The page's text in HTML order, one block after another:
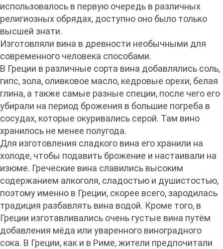
использовалось в первую очередь в различных
религиозных обрядах, доступно оно было только
высшей знати.
Изготовляли вина в древности необычными для
современного человека способами.
В Греции в различные сорта вина добавлялись соль,
гипс, зола, оливковое масло, кедровые орехи, белая
глина, а также самые разные специи, после чего его
убирали на период брожения в большие погреба в
сосудах, которые окуривались серой. Там вино
хранилось не менее полугода.
Для изготовления сладкого вина его хранили на
холоде, чтобы подавить брожение и настаивали на
изюме. Греческие вина славились высоким
содержанием алкоголя, сладостью и душистостью,
поэтому именно в Греции, скорее всего, зародилась
традиция разбавлять вина водой. Кроме того, в
Греции изготавливались очень густые вина путём
добавления мёда или уваренного виноградного
сока. В Греции, как и в Риме, жители предпочитали